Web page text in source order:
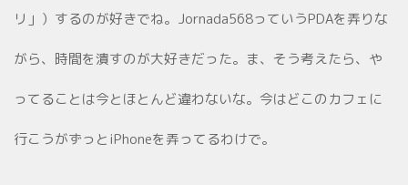
リ」）するのが好きでね。Jornada568っていうPDAを弄りな
がら、時間を潰すのが大好きだった。ま、そう考えたら、や
ってることは今とほとんど違わないな。今はどこのカフェに
行こうがずっとiPhoneを弄ってるわけで。